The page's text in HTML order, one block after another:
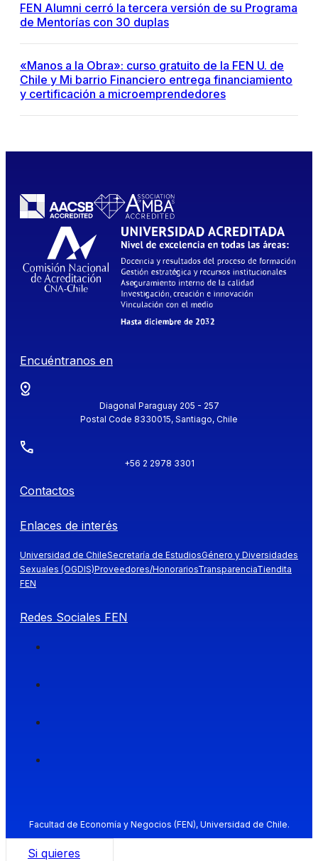
FEN Alumni cerró la tercera versión de su Programa
de Mentorías con 30 duplas
«Manos a la Obra»: curso gratuito de la FEN U. de
Chile y Mi barrio Financiero entrega financiamiento
y certificación a microemprendedores
Encuéntranos en
Diagonal Paraguay 205 - 257
Postal Code 8330015, Santiago, Chile
+56 2 2978 3301
Contactos
Enlaces de interés
Universidad de ChileSecretaría de EstudiosGénero y Diversidades
Sexuales (OGDIS)Proveedores/HonorariosTransparenciaTiendita
FEN
Redes Sociales FEN
Facultad de Economía y Negocios (FEN), Universidad de Chile.
Si quieres